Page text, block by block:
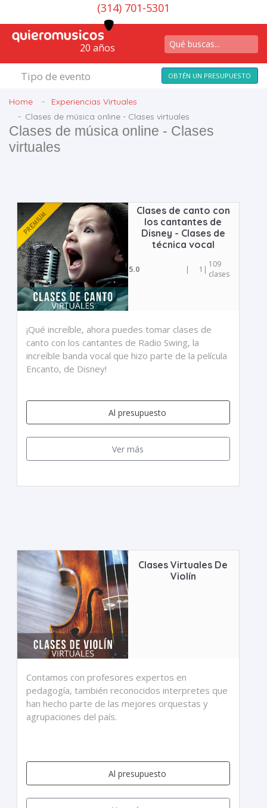
(314) 701-5301
20 años
Tipo de evento OBTÉN UN PRESUPUESTO
Home
Experiencias Virtuales
Clases de música online - Clases virtuales
Clases de música online - Clases
virtuales
Clases de canto con
los cantantes de
Disney - Clases de
técnica vocal
5.0 | 1 | 109
clases
¡Qué increíble, ahora puedes tomar clases de
canto con los cantantes de Radio Swing, la
increíble banda vocal que hizo parte de la película
Encanto, de Disney!
Al presupuesto
Ver más
Clases Virtuales De
Violín
Contamos con profesores expertos en
pedagogía, también reconocidos interpretes que
han hecho parte de las mejores orquestas y
agrupaciones del país.
Al presupuesto